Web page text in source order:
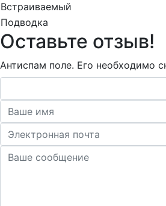
Встраиваемый
Подводка
Оставьте отзыв!
Антиспам поле. Его необходимо